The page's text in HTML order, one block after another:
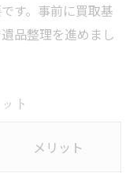
す。事前に買取基
品整理を進めまし
ト
メリット